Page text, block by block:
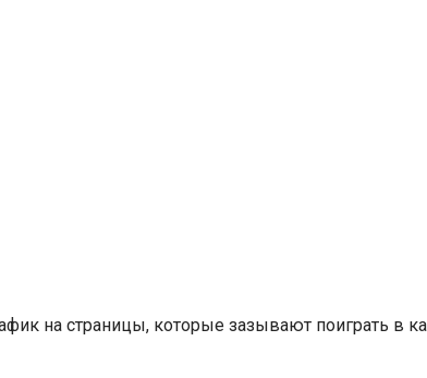
на страницы, которые зазывают поиграть в